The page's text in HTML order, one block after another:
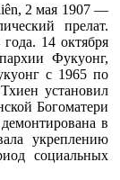
2 мая 1907 —
прелат.
14 октября
Фукуонг,
с 1965 по
установил
Богоматери
в
укреплению
социальных